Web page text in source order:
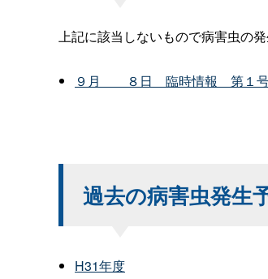
上記に該当しないもので病害虫の
９ 月 ８ 日 臨時情報 第１
過去の病害虫発生
H31年度